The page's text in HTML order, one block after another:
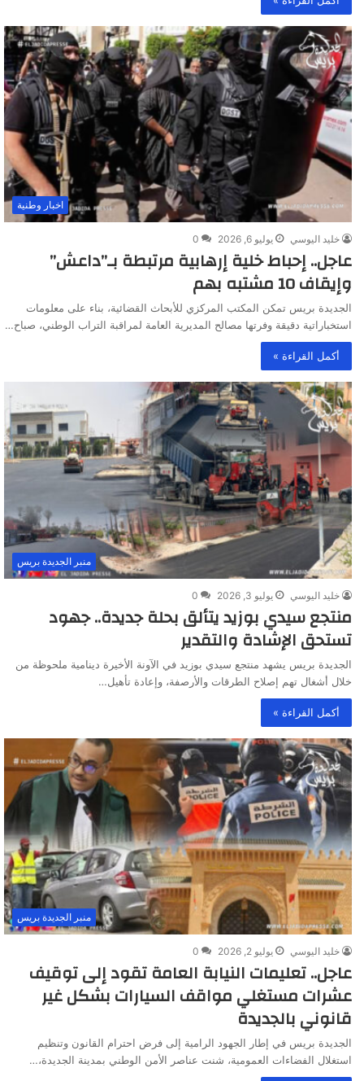
اخبار وطنية
خليد اليوسي يوليو 6, 2026 0
عاجل.. إحباط خلية إرهابية مرتبطة بـ”داعش”
وإيقاف 10 مشتبه بهم
الجديدة بريس تمكن المكتب المركزي للأبحاث القضائية، بناء على معلومات
استخباراتية دقيقة وفرتها مصالح المديرية العامة لمراقبة ‏التراب الوطني، صباح…
أكمل القراءة »
منبر الجديدة بريس
خليد اليوسي يوليو 3, 2026 0
منتجع سيدي بوزيد يتألق بحلة جديدة.. جهود
تستحق الإشادة والتقدير
الجديدة بريس يشهد منتجع سيدي بوزيد في الآونة الأخيرة دينامية ملحوظة من
خلال أشغال تهم إصلاح الطرقات والأرصفة، وإعادة تأهيل…
أكمل القراءة »
منبر الجديدة بريس
خليد اليوسي يوليو 2, 2026 0
عاجل.. تعليمات النيابة العامة تقود إلى توقيف
عشرات مستغلي مواقف السيارات بشكل غير
قانوني بالجديدة
الجديدة بريس في إطار الجهود الرامية إلى فرض احترام القانون وتنظيم
استغلال الفضاءات العمومية، شنت عناصر الأمن الوطني بمدينة الجديدة،…